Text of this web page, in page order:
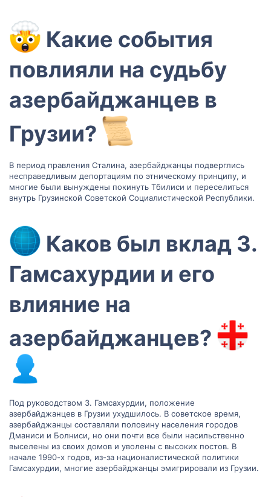
Какие события
повлияли на судьбу
азербайджанцев в
Грузии?
В период правления Сталина, азербайджанцы подверглись
несправедливым депортациям по этническому принципу, и
многие были вынуждены покинуть Тбилиси и переселиться
внутрь Грузинской Советской Социалистической Республики.
Каков был вклад З.
Гамсахурдии и его
влияние на
азербайджанцев?
Под руководством З. Гамсахурдии, положение
азербайджанцев в Грузии ухудшилось. В советское время,
азербайджанцы составляли половину населения городов
Дманиси и Болниси, но они почти все были насильственно
выселены из своих домов и уволены с высоких постов. В
начале 1990-х годов, из-за националистической политики
Гамсахурдии, многие азербайджанцы эмигрировали из Грузии.